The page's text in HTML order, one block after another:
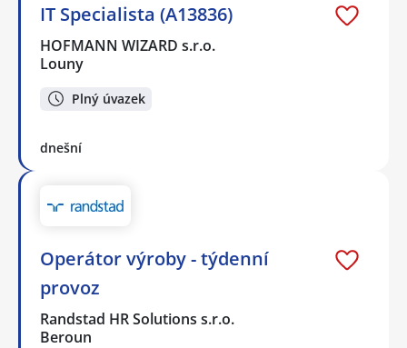
IT Specialista (A13836)
HOFMANN WIZARD s.r.o.
Louny
Plný úvazek
dnešní
Operátor výroby - týdenní
provoz
Randstad HR Solutions s.r.o.
Beroun